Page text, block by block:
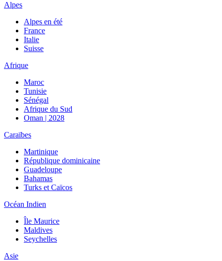
Alpes
Alpes en été
France
Italie
Suisse
Afrique
Maroc
Tunisie
Sénégal
Afrique du Sud
Oman | 2028
Caraïbes
Martinique
République dominicaine
Guadeloupe
Bahamas
Turks et Caïcos
Océan Indien
Île Maurice
Maldives
Seychelles
Asie